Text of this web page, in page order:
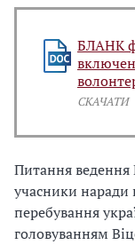
БЛАНК
СКАЧАТИ
Питання ведення
учасники
перебування
головуванням